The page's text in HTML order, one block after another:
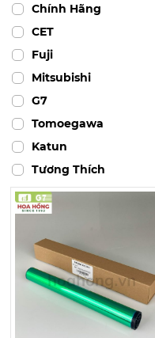
Chính Hãng
CET
Fuji
Mitsubishi
G7
Tomoegawa
Katun
Tương Thích